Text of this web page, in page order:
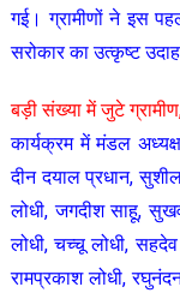
गई। ग्रामीणों ने इस
सरोकार का उत्कृष्ट
बड़ी संख्या में जुटे
कार्यक्रम में मंडल
दीन दयाल प्रधान,
लोधी, जगदीश साहू,
लोधी, चच्चू लोधी, सहदेव
रामप्रकाश लोधी,